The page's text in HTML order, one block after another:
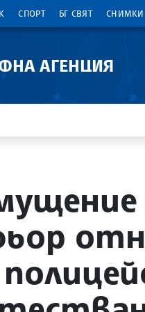
СПОРТ БГ СВЯТ СНИМКИ
АГЕНЦИЯ